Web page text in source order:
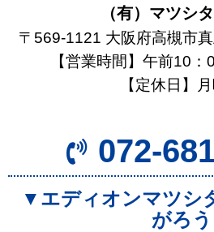
（有）マツシ
〒569-1121 大阪府高槻市
【営業時間】午前10
【定休日】
072-
▼エディオンマツシ
がろう